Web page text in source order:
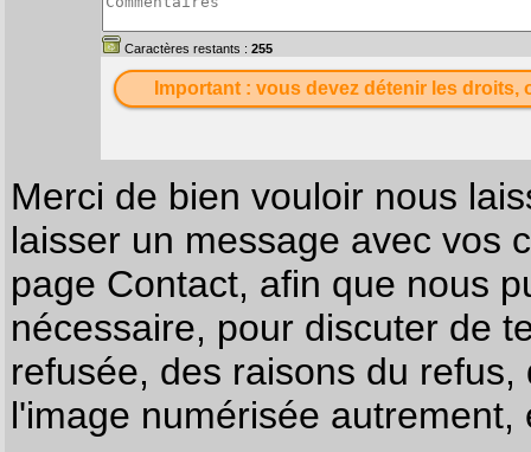
Caractères restants : 255
Important : vous devez détenir les
Merci de bien vouloir nous
laisser un message avec vos
page Contact, afin que nous
nécessaire, pour discuter de
refusée, des raisons du
l'image numérisée autrement,